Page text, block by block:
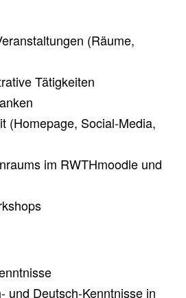
(Räume,
Tätigkeiten
(Homepage, Social-Media,
im RWTHmoodle und
und Deutsch-Kenntnisse in